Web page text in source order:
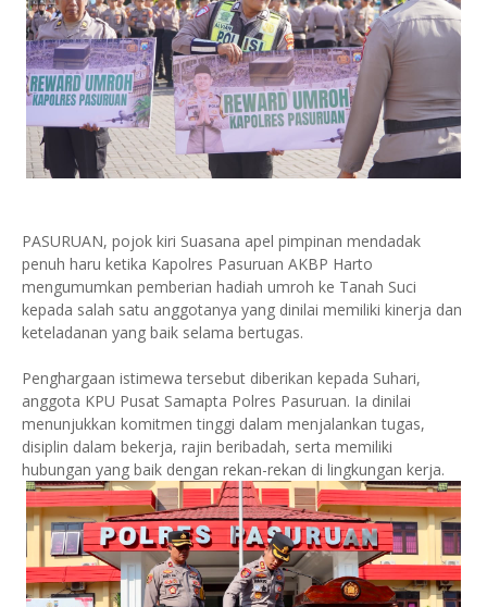
PASURUAN, pojok kiri Suasana apel pimpinan mendadak
penuh haru ketika Kapolres Pasuruan AKBP Harto
mengumumkan pemberian hadiah umroh ke Tanah Suci
kepada salah satu anggotanya yang dinilai memiliki kinerja dan
keteladanan yang baik selama bertugas.
Penghargaan istimewa tersebut diberikan kepada Suhari,
anggota KPU Pusat Samapta Polres Pasuruan. Ia dinilai
menunjukkan komitmen tinggi dalam menjalankan tugas,
disiplin dalam bekerja, rajin beribadah, serta memiliki
hubungan yang baik dengan rekan-rekan di lingkungan kerja.